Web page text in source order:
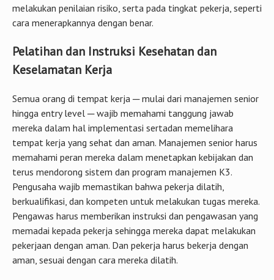
melakukan penilaian risiko, serta pada tingkat pekerja, seperti
cara menerapkannya dengan benar.
Pelatihan dan Instruksi Kesehatan dan
Keselamatan Kerja
Semua orang di tempat kerja ─ mulai dari manajemen senior
hingga entry level ─ wajib memahami tanggung jawab
mereka dalam hal implementasi sertadan memelihara
tempat kerja yang sehat dan aman. Manajemen senior harus
memahami peran mereka dalam menetapkan kebijakan dan
terus mendorong sistem dan program manajemen K3.
Pengusaha wajib memastikan bahwa pekerja dilatih,
berkualifikasi, dan kompeten untuk melakukan tugas mereka.
Pengawas harus memberikan instruksi dan pengawasan yang
memadai kepada pekerja sehingga mereka dapat melakukan
pekerjaan dengan aman. Dan pekerja harus bekerja dengan
aman, sesuai dengan cara mereka dilatih.